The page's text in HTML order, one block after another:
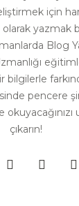
için
yazmak
Blog
pencere
çıkarın!